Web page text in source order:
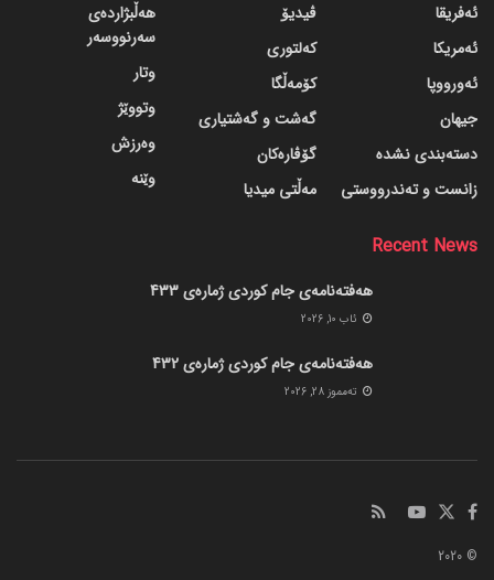
ئەفریقا
ئەمریکا
ئەورووپا
جیهان
دسته‌بندی نشده
زانست و تەندرووستی
ڤیدیۆ
کەلتوری
کۆمەڵگا
گه‌شت و گه‌شتیاری
گۆڤاره‌کان
مەڵتی میدیا
هەڵبژاردەی
سەرنووسەر
وتار
وتووێژ
وەرزش
وێنە
Recent News
هەفتەنامەی جام کوردی ژمارەی 433
ئاب 10, 2026
هەفتەنامەی جام کوردی ژمارەی 432
ته‌مموز 28, 2026
© 2020